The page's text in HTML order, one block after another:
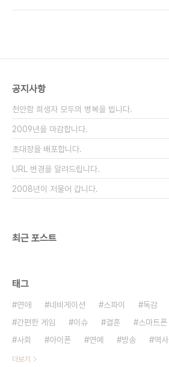
를 걱정했는데.. 저런 사건들에 대해서 언론들은 더이
진실여부를 떠나서 불법요소도 없고 도덕..
공지사항
천안함 희생자 모두의 병복을 빕니다.
2009년을 마감합니다.
초대장을 배포합니다.
URL 변경을 알려드립니다.
2008년이 저물어 갑니다.
최근 포스트
태그
연애 네비게이션 스파이 독감
간편한 게임
이슈 결혼 스마트폰
사회
아이폰 연예 방송 역사
더보기